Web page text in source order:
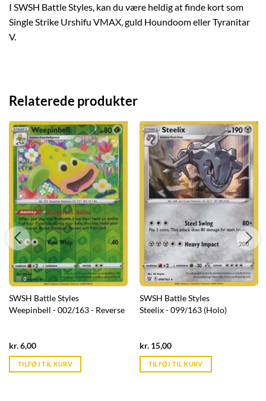
I SWSH Battle Styles, kan du være heldig at finde kort som
Single Strike Urshifu VMAX, guld Houndoom eller Tyranitar
V.
Relaterede produkter
SWSH Battle Styles
Weepinbell - 002/163 - Reverse
kr.6,00Current
is:
kr. 39,95.
TILFØJ TIL KURV
SWSH Battle Styles
Steelix - 099/163 (Holo)
kr.15,00Current
is:
kr. 39,95.
TILFØJ TIL KURV